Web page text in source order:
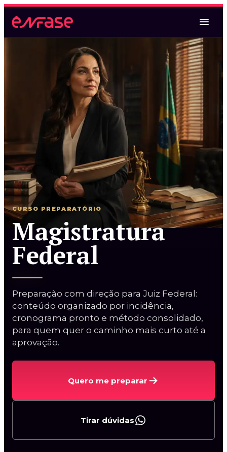
Magistratura Federal
Magistratura Federal e MPF
Magistratura Federal e Estadual
2ª Fase TRF2 (espelho)
Oral TRF6
Magistratura Estadual
Magistratura Estadual e MPE
Magistratura Federal e Estadual
2ª Fase TJBA (espelho)
Oral TJSP
Curso Procuradorias
Carreiras da AGU
Procurador do BACEN
CURSO PREPARATÓRIO
Magistratura
Federal
Preparação com direção para Juiz Federal:
conteúdo organizado por incidência,
cronograma pronto e método consolidado,
para quem quer o caminho mais curto até a
aprovação.
Quero me preparar
Tirar dúvidas